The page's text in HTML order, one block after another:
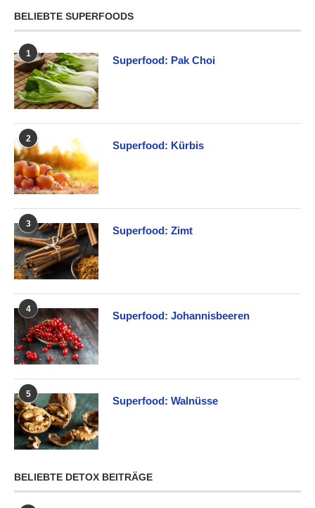
BELIEBTE SUPERFOODS
1
Superfood: Pak Choi
2
Superfood: Kürbis
3
Superfood: Zimt
4
Superfood: Johannisbeeren
5
Superfood: Walnüsse
BELIEBTE DETOX BEITRÄGE